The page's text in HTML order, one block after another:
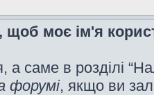
щоб моє ім'я
а саме в розділі
форумі, якщо ви